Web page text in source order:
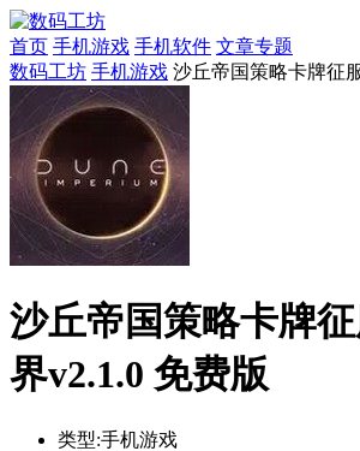
首页 手机游戏 手机软件 文章专题
数码工坊 手机游戏 沙丘帝国策略卡牌征
沙丘帝国策略卡牌
界v2.1.0 免费版
类型:手机游戏